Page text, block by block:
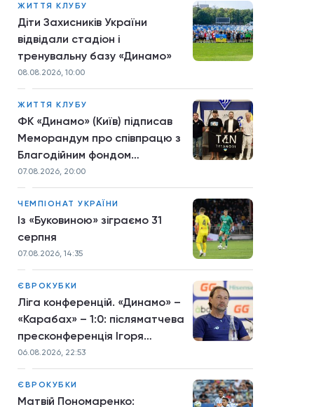
ЖИТТЯ КЛУБУ
Діти Захисників України
відвідали стадіон і
тренувальну базу «Динамо»
08.08.2026, 10:00
ЖИТТЯ КЛУБУ
ФК «Динамо» (Київ) підписав
Меморандум про співпрацю з
Благодійним фондом
TYTANOVI
07.08.2026, 20:00
ЧЕМПІОНАТ УКРАЇНИ
Із «Буковиною» зіграємо 31
серпня
07.08.2026, 14:35
ЄВРОКУБКИ
Ліга конференцій. «Динамо» –
«Карабах» – 1:0: післяматчева
пресконференція Ігоря
Костюка
06.08.2026, 22:53
ЄВРОКУБКИ
Матвій Пономаренко: